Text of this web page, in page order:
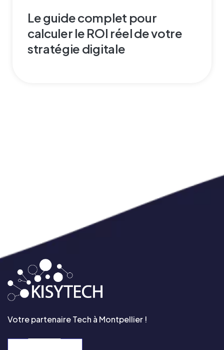
Le guide complet pour
calculer le ROI réel de votre
stratégie digitale
Votre partenaire Tech à Montpellier !